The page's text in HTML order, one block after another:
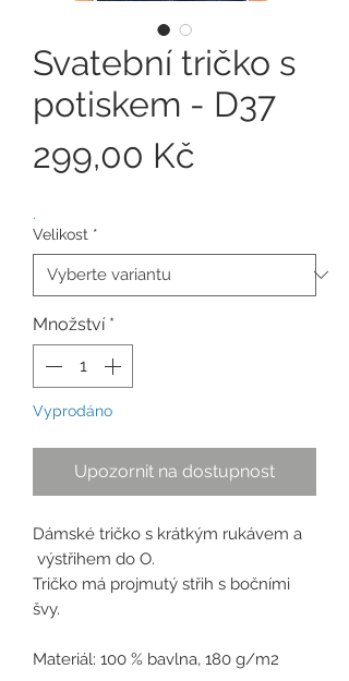
Svatební tričko s
potiskem - D37
299,00 Kč
.
Velikost *
Množství *
Vyprodáno
Upozornit na dostupnost
Dámské tričko s krátkým rukávem a
výstřihem do O.
Tričko má projmutý střih s bočními
švy.
Materiál: 100 % bavlna, 180 g/m2